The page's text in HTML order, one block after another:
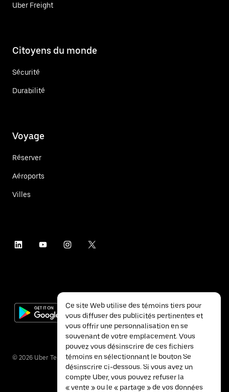
Uber Freight
Citoyens du monde
Sécurité
Durabilité
Voyage
Réserver
Aéroports
Villes
© 2026 Uber Technologies inc.
Ce site Web utilise des témoins tiers pour
vous diffuser des publicités pertinentes et
vous offrir une personnalisation en se
souvenant de votre emplacement. Vous
pouvez vous désinscrire de ces fichiers
témoins en sélectionnant le bouton Se
désinscrire ci-dessous. Si vous avez un
compte Uber, vous pouvez refuser la
« vente » ou le « partage » de vos données